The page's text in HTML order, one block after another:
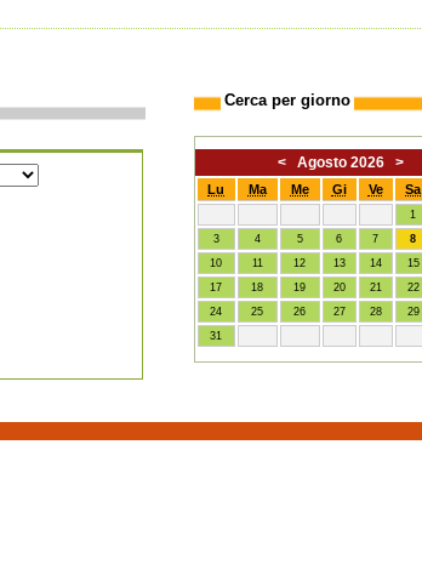
Cerca per giorno
< Agosto 2026 >
Lu Ma Me Gi Ve Sa
1
3
4 5 6 7 8
10
11 12 13 14 15
17
18 19 20 21 22
24
25 26 27 28 29
31